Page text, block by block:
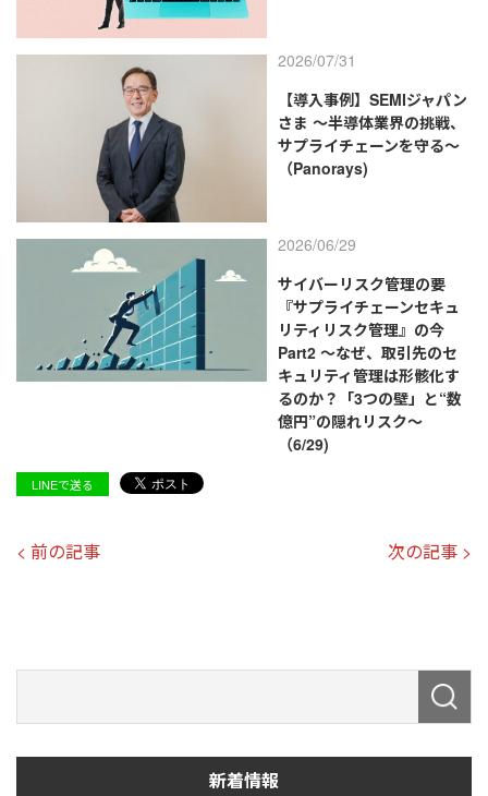
2026/07/31
【導入事例】SEMIジャパン
さま ～半導体業界の挑戦、
サプライチェーンを守る～
（Panorays)
2026/06/29
サイバーリスク管理の要
『サプライチェーンセキュ
リティリスク管理』の今
Part2 ～なぜ、取引先のセ
キュリティ管理は形骸化す
るのか？「3つの壁」と“数
億円”の隠れリスク～
（6/29)
LINEで送る
< 前の記事 次の記事 >
新着情報